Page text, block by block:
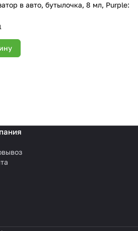
в авто, бутылочка, 8 мл, Purple: